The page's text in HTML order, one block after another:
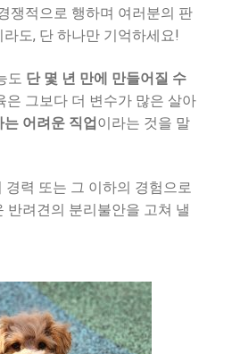
쟁적으로 행하며 여러분의 판
도, 단 하나만 기억하세요!
도 단 몇 년 만에 만들어질 수
은 그보다 더 변수가 많은 살아
어려운 직업이라는 것을 말
경력 또는 그 이하의 경험으로
반려견의 분리불안을 고쳐 낼